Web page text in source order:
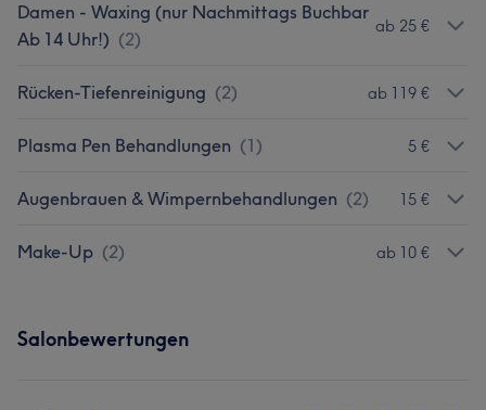
Damen - Waxing (nur Nachmittags Buchbar
Ab 14 Uhr!) (2)
ab 25 €
Rücken-Tiefenreinigung (2) ab 119 €
Plasma Pen Behandlungen (1) 5 €
Augenbrauen & Wimpernbehandlungen (2) 15 €
Make-Up (2) ab 10 €
Salonbewertungen